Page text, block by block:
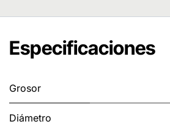
Especificaciones
Grosor
Diámetro